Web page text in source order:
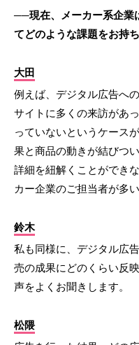
──現在、メーカー系企業
てどのような課題をお持
大田
例えば、デジタル広告へ
サイトに多くの来訪があ
っていないというケース
果と商品の動きが結びつ
詳細を紐解くことができ
カー企業のご担当者が多い
鈴木
私も同様に、デジタル広
売の成果にどのくらい反
声をよくお聞きします。
松隈